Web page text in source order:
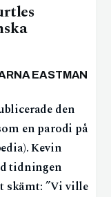
EASTMAN
den
en parodi på
Kevin
tidningen
skämt: ”Vi ville